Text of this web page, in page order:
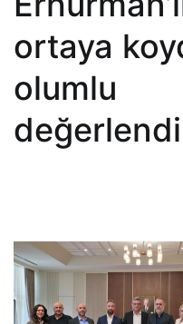
ortaya
olumlu